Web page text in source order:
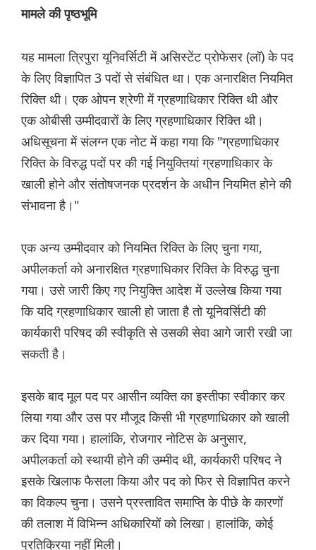
मामले की पृष्ठभूमि
यह मामला त्रिपुरा यूनिवर्सिटी में असिस्टेंट प्रोफेसर (लॉ) के पद
के लिए विज्ञापित 3 पदों से संबंधित था। एक अनारक्षित नियमित
रिक्ति थी। एक ओपन श्रेणी में ग्रहणाधिकार रिक्ति थी और
एक ओबीसी उम्मीदवारों के लिए ग्रहणाधिकार रिक्ति थी।
अधिसूचना में संलग्न एक नोट में कहा गया कि "ग्रहणाधिकार
रिक्ति के विरुद्ध पदों पर की गई नियुक्तियां ग्रहणाधिकार के
खाली होने और संतोषजनक प्रदर्शन के अधीन नियमित होने की
संभावना है।"
एक अन्य उम्मीदवार को नियमित रिक्ति के लिए चुना गया,
अपीलकर्ता को अनारक्षित ग्रहणाधिकार रिक्ति के विरुद्ध चुना
गया। उसे जारी किए गए नियुक्ति आदेश में उल्लेख किया गया
कि यदि ग्रहणाधिकार खाली हो जाता है तो यूनिवर्सिटी की
कार्यकारी परिषद की स्वीकृति से उसकी सेवा आगे जारी रखी जा
सकती है।
इसके बाद मूल पद पर आसीन व्यक्ति का इस्तीफा स्वीकार कर
लिया गया और उस पर मौजूद किसी भी ग्रहणाधिकार को खाली
कर दिया गया। हालांकि, रोजगार नोटिस के अनुसार,
अपीलकर्ता को स्थायी होने की उम्मीद थी, कार्यकारी परिषद ने
इसके खिलाफ फैसला किया और पद को फिर से विज्ञापित करने
का विकल्प चुना। उसने प्रस्तावित समाप्ति के पीछे के कारणों
की तलाश में विभिन्न अधिकारियों को लिखा। हालांकि, कोई
प्रतिक्रिया नहीं मिली।